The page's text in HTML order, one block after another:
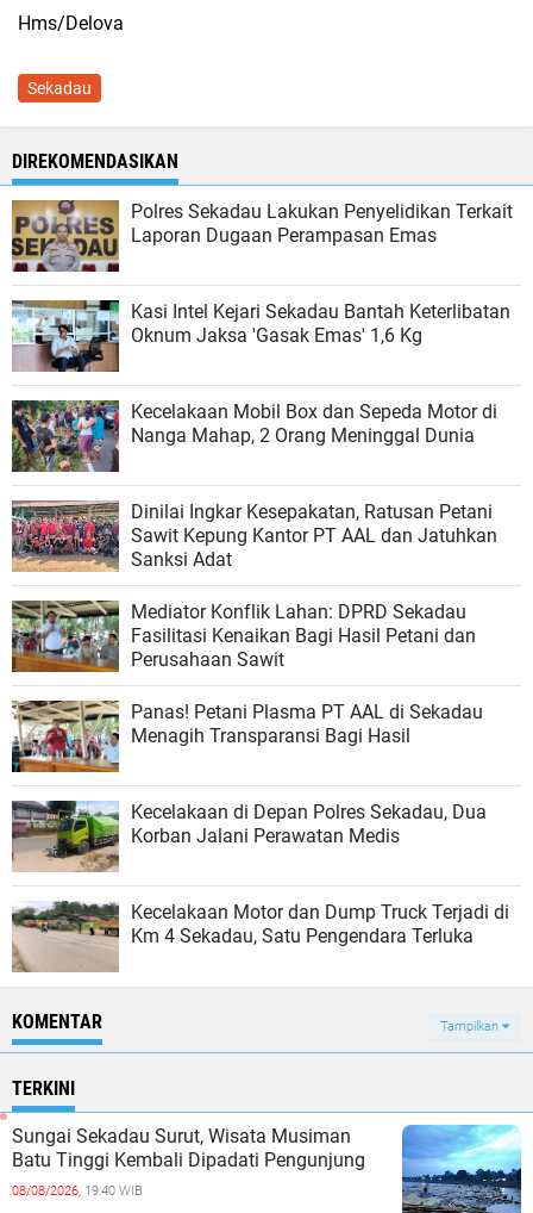
Hms/Delova
Sekadau
DIREKOMENDASIKAN
Polres Sekadau Lakukan Penyelidikan Terkait
Laporan Dugaan Perampasan Emas
​Kasi Intel Kejari Sekadau Bantah Keterlibatan
Oknum Jaksa 'Gasak Emas' 1,6 Kg
Kecelakaan Mobil Box dan Sepeda Motor di
Nanga Mahap, 2 Orang Meninggal Dunia
Dinilai Ingkar Kesepakatan, Ratusan Petani
Sawit Kepung Kantor PT AAL dan Jatuhkan
Sanksi Adat
​Mediator Konflik Lahan: DPRD Sekadau
Fasilitasi Kenaikan Bagi Hasil Petani dan
Perusahaan Sawit
Panas! Petani Plasma PT AAL di Sekadau
Menagih Transparansi Bagi Hasil
Kecelakaan di Depan Polres Sekadau, Dua
Korban Jalani Perawatan Medis
Kecelakaan Motor dan Dump Truck Terjadi di
Km 4 Sekadau, Satu Pengendara Terluka
KOMENTAR Tampilkan
TERKINI
Sungai Sekadau Surut, Wisata Musiman
Batu Tinggi Kembali Dipadati Pengunjung
08/08/2026, 19:40 WIB